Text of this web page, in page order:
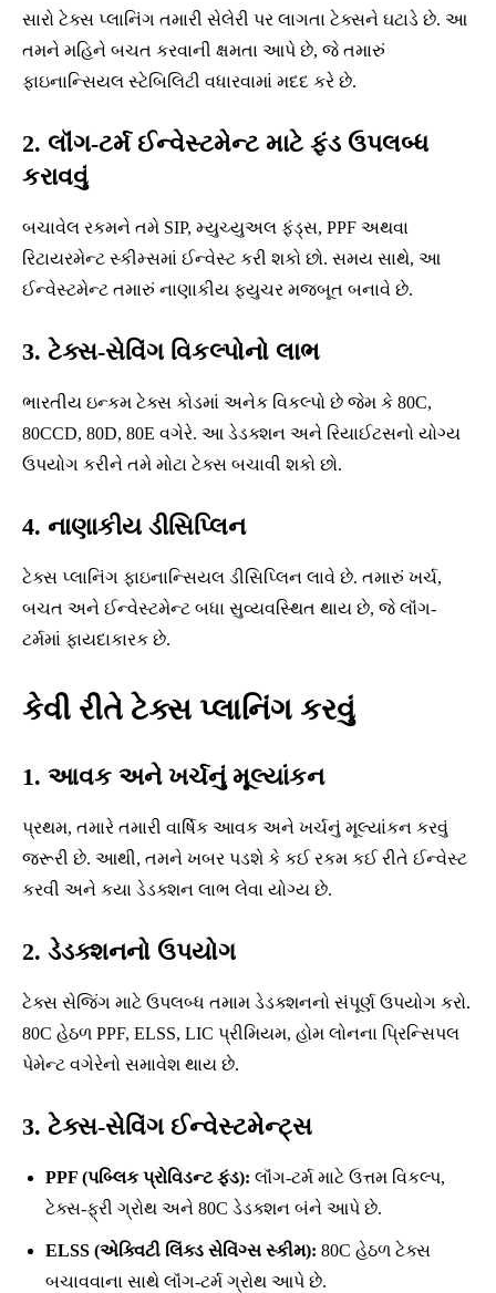
સારો ટેક્સ પ્લાનિંગ તમારી સેલેરી પર લાગતા ટેક્સને ઘટાડે છે. આ
તમને મહિને બચત કરવાની ક્ષમતા આપે છે, જે તમારું
ફાઇનાન્સિયલ સ્ટેબિલિટી વધારવામાં મદદ કરે છે.
2. લૉંગ-ટર્મ ઈન્વેસ્ટમેન્ટ માટે ફંડ ઉપલબ્ધ
કરાવવું
બચાવેલ રકમને તમે SIP, મ્યુચ્યુઅલ ફંડ્સ, PPF અથવા
રિટાયરમેન્ટ સ્કીમ્સમાં ઈન્વેસ્ટ કરી શકો છો. સમય સાથે, આ
ઈન્વેસ્ટમેન્ટ તમારું નાણાકીય ફ્યુચર મજબૂત બનાવે છે.
3. ટેક્સ-સેવિંગ વિકલ્પોનો લાભ
ભારતીય ઇન્કમ ટેક્સ કોડમાં અનેક વિકલ્પો છે જેમ કે 80C,
80CCD, 80D, 80E વગેરે. આ ડેડક્શન અને રિયાઈટસનો યોગ્ય
ઉપયોગ કરીને તમે મોટા ટેક્સ બચાવી શકો છો.
4. નાણાકીય ડીસિપ્લિન
ટેક્સ પ્લાનિંગ ફાઇનાન્સિયલ ડીસિપ્લિન લાવે છે. તમારું ખર્ચ,
બચત અને ઈન્વેસ્ટમેન્ટ બધા સુવ્યવસ્થિત થાય છે, જે લૉંગ-
ટર્મમાં ફાયદાકારક છે.
કેવી રીતે ટેક્સ પ્લાનિંગ કરવું
1. આવક અને ખર્ચનું મૂલ્યાંકન
પ્રથમ, તમારે તમારી વાર્ષિક આવક અને ખર્ચનું મૂલ્યાંકન કરવું
જરૂરી છે. આથી, તમને ખબર પડશે કે કઈ રકમ કઈ રીતે ઈન્વેસ્ટ
કરવી અને કયા ડેડક્શન લાભ લેવા યોગ્ય છે.
2. ડેડક્શનનો ઉપયોગ
ટેક્સ સેજિંગ માટે ઉપલબ્ધ તમામ ડેડક્શનનો સંપૂર્ણ ઉપયોગ કરો.
80C હેઠળ PPF, ELSS, LIC પ્રીમિયમ, હોમ લોનના પ્રિન્સિપલ
પેમેન્ટ વગેરેનો સમાવેશ થાય છે.
3. ટેક્સ-સેવિંગ ઈન્વેસ્ટમેન્ટ્સ
PPF (પબ્લિક પ્રોવિડન્ટ ફંડ): લૉંગ-ટર્મ માટે ઉત્તમ વિકલ્પ,
ટેક્સ-ફ્રી ગ્રોથ અને 80C ડેડક્શન બંને આપે છે.
ELSS (એક્વિટી લિંક્ડ સેવિંગ્સ સ્કીમ): 80C હેઠળ ટેક્સ
બચાવવાના સાથે લૉંગ-ટર્મ ગ્રોથ આપે છે.